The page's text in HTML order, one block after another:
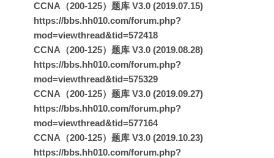
CCNA（200-125）题库 V3.0 (2019.07.15)
https://bbs.hh010.com/forum.php?
mod=viewthread&tid=572418
CCNA（200-125）题库 V3.0 (2019.08.28)
https://bbs.hh010.com/forum.php?
mod=viewthread&tid=575329
CCNA（200-125）题库 V3.0 (2019.09.27)
https://bbs.hh010.com/forum.php?
mod=viewthread&tid=577164
CCNA（200-125）题库 V3.0 (2019.10.23)
https://bbs.hh010.com/forum.php?